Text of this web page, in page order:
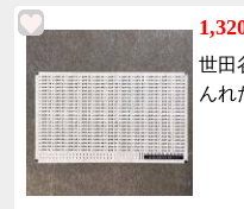
世田
んれ